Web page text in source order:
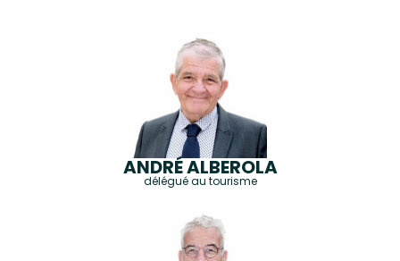
ANDRÉ ALBEROLA
délégué au tourisme